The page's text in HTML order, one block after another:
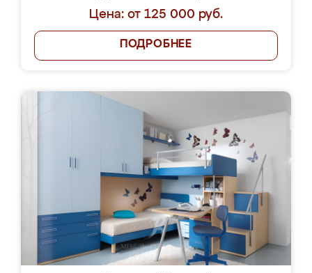
Цена: от 125 000 руб.
ПОДРОБНЕЕ